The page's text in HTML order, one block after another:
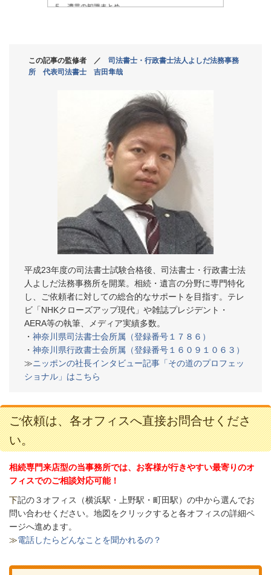
この記事の監修者 ／ 司法書士・行政書士法人よしだ法務事務
所 代表司法書士 吉田隼哉
平成23年度の司法書士試験合格後、司法書士・行政書士法
人よしだ法務事務所を開業。相続・遺言の分野に専門特化
し、ご依頼者に対しての総合的なサポートを目指す。テレ
ビ「NHKクローズアップ現代」や雑誌プレジデント・
AERA等の執筆、メディア実績多数。
・ 神奈川県司法書士会所属（登録番号１７８６）
・ 神奈川県行政書士会所属（登録番号１６０９１０６３）
≫ニッポンの社長インタビュー記事「その道のプロフェッ
ショナル」はこちら
ご依頼は、各オフィスへ直接お問合せくださ
い。
相続専門来店型の当事務所では、お客様が行きやすい最寄りのオ
フィスでのご相談対応可能！
下記の３オフィス（横浜駅・上野駅・町田駅）の中から選んでお
問い合わせください。 地図をクリックすると各オフィスの詳細ペ
ージへ進めます。
≫電話したらどんなことを聞かれるの？